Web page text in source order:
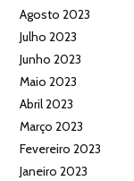
Agosto 2023
Julho 2023
Junho 2023
Maio 2023
Abril 2023
Março 2023
Fevereiro 2023
Janeiro 2023